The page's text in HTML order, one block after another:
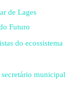
de Lages
Futuro
do ecossistema
municipal